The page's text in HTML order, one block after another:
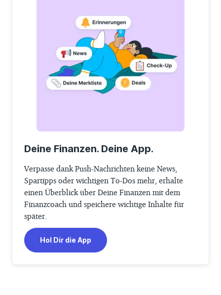
Deine Finanzen. Deine App.
Verpasse dank Push-Nachrichten keine News,
Spartipps oder wichtigen To-Dos mehr, erhalte
einen Überblick über Deine Finanzen mit dem
Finanzcoach und speichere wichtige Inhalte für
später.
Hol Dir die App